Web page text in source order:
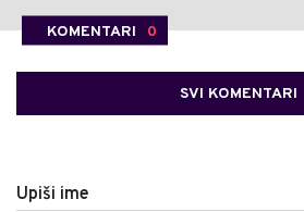
KOMENTARI 0
SVI KOMENTARI
Upiši ime